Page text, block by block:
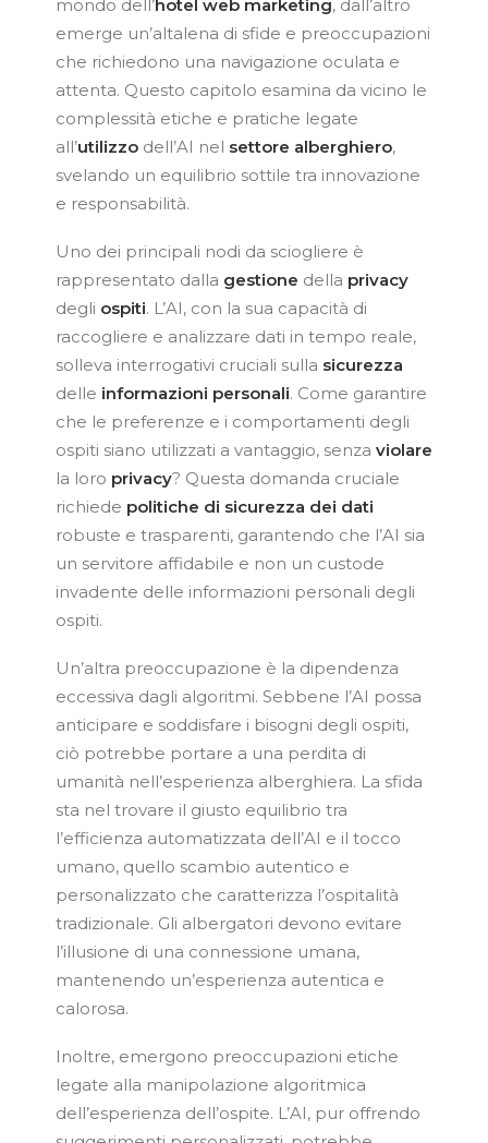
mondo dell’hotel web marketing, dall’altro
emerge un’altalena di sfide e preoccupazioni
che richiedono una navigazione oculata e
attenta. Questo capitolo esamina da vicino le
complessità etiche e pratiche legate
all’utilizzo dell’AI nel settore alberghiero,
svelando un equilibrio sottile tra innovazione
e responsabilità.
Uno dei principali nodi da sciogliere è
rappresentato dalla gestione della privacy
degli ospiti. L’AI, con la sua capacità di
raccogliere e analizzare dati in tempo reale,
solleva interrogativi cruciali sulla sicurezza
delle informazioni personali. Come garantire
che le preferenze e i comportamenti degli
ospiti siano utilizzati a vantaggio, senza violare
la loro privacy? Questa domanda cruciale
richiede politiche di sicurezza dei dati
robuste e trasparenti, garantendo che l’AI sia
un servitore affidabile e non un custode
invadente delle informazioni personali degli
ospiti.
Un’altra preoccupazione è la dipendenza
eccessiva dagli algoritmi. Sebbene l’AI possa
anticipare e soddisfare i bisogni degli ospiti,
ciò potrebbe portare a una perdita di
umanità nell’esperienza alberghiera. La sfida
sta nel trovare il giusto equilibrio tra
l’efficienza automatizzata dell’AI e il tocco
umano, quello scambio autentico e
personalizzato che caratterizza l’ospitalità
tradizionale. Gli albergatori devono evitare
l’illusione di una connessione umana,
mantenendo un’esperienza autentica e
calorosa.
Inoltre, emergono preoccupazioni etiche
legate alla manipolazione algoritmica
dell’esperienza dell’ospite. L’AI, pur offrendo